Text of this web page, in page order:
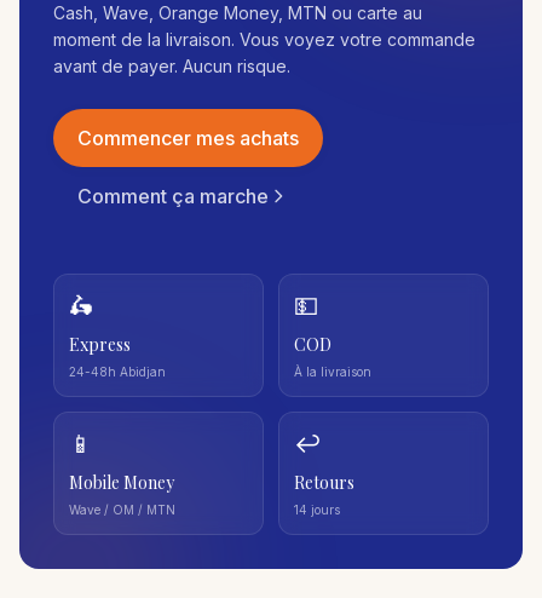
Cash, Wave, Orange Money, MTN ou carte au
moment de la livraison. Vous voyez votre commande
avant de payer. Aucun risque.
Commencer mes achats
Comment ça marche
🛵
Express
24-48h Abidjan
💵
COD
À la livraison
📱
Mobile Money
Wave / OM / MTN
↩️
Retours
14 jours